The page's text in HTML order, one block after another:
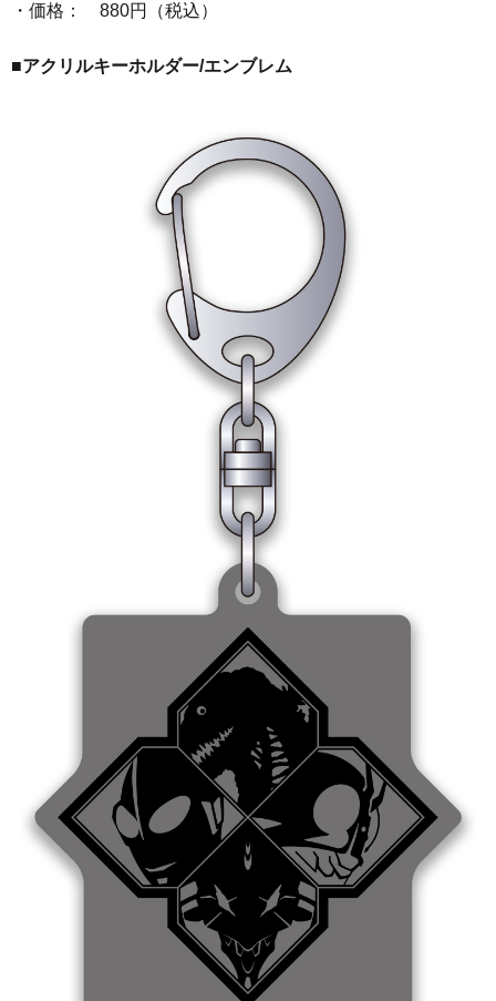
・価格： 880円（税込）
■アクリルキーホルダー/エンブレム